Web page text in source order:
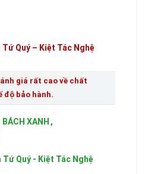
Quý – Kiệt Tác Nghệ
giá rất cao về chất
độ bảo hành.
BÁCH XANH ,
Tứ Quý - Kiệt Tác Nghệ